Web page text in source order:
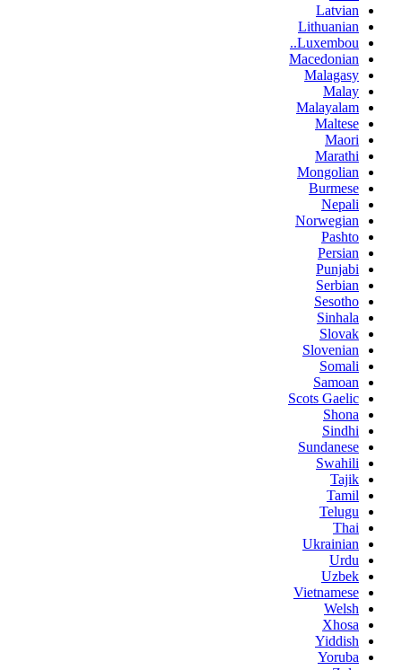
Latvian
Lithuanian
Luxembou..
Macedonian
Malagasy
Malay
Malayalam
Maltese
Maori
Marathi
Mongolian
Burmese
Nepali
Norwegian
Pashto
Persian
Punjabi
Serbian
Sesotho
Sinhala
Slovak
Slovenian
Somali
Samoan
Scots Gaelic
Shona
Sindhi
Sundanese
Swahili
Tajik
Tamil
Telugu
Thai
Ukrainian
Urdu
Uzbek
Vietnamese
Welsh
Xhosa
Yiddish
Yoruba